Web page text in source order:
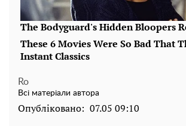
Ro
Всі матеріали автора
Опубліковано: 07.05 09:10